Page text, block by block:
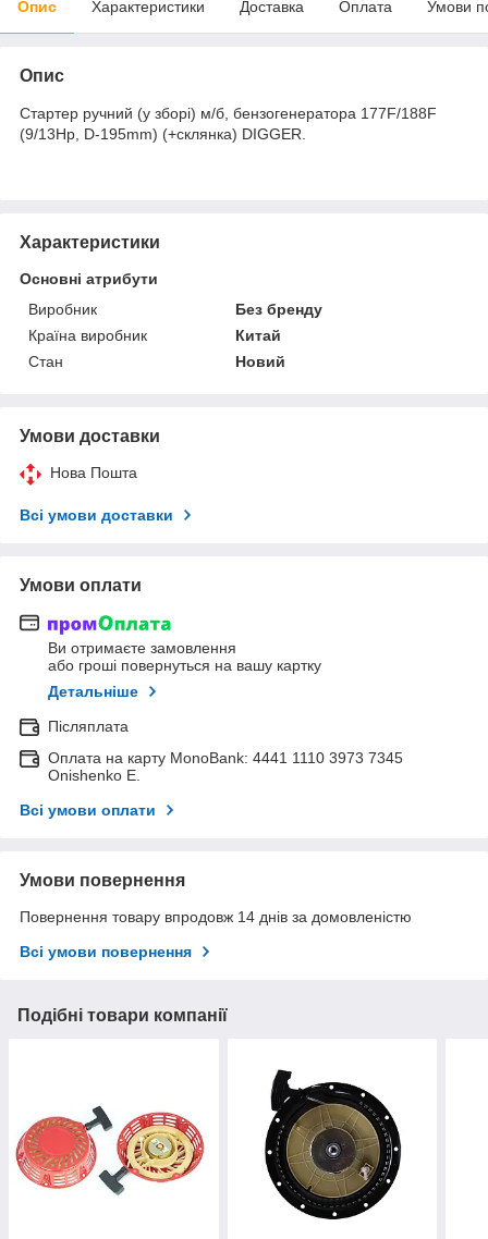
Опис Характеристики Доставка Оплата Умови
Опис
Стартер ручний (у зборі) м/б, бензогенератора 177F/188F
(9/13Hp, D-195mm) (+склянка) DIGGER.
Характеристики
Основні атрибути
Виробник
Без бренду
Країна виробник
Китай
Стан
Новий
Умови доставки
Нова Пошта
Всі умови доставки
Умови оплати
Ви отримаєте замовлення
або гроші повернуться на вашу картку
Детальніше
Післяплата
Оплата на карту MonoBank: 4441 1110 3973 7345
Onishenko E.
Всі умови оплати
Умови повернення
Повернення товару впродовж 14 днів за домовленістю
Всі умови повернення
Подібні товари компанії